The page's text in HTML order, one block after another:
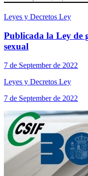
Leyes y Decretos Ley
Publicada la Ley de
sexual
7 de September de 2022
Leyes y Decretos Ley
7 de September de 2022